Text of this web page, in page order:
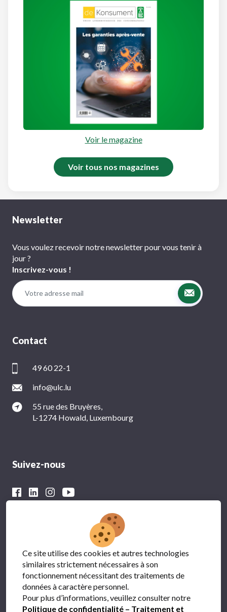
Voir le magazine
Voir tous nos magazines
Newsletter
Vous voulez recevoir notre newsletter pour vous tenir à
jour ?
Inscrivez-vous !
Contact
49 60 22-1
info@ulc.lu
55 rue des Bruyères,
L-1274 Howald, Luxembourg
Suivez-nous
Avec le soutien financier du
Ce site utilise des cookies et autres technologies
similaires strictement nécessaires à son
fonctionnement nécessitant des traitements de
données à caractère personnel.
Pour plus d’informations, veuillez consulter notre
Politique de confidentialité – Traitement et